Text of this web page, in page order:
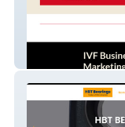
Blog Website